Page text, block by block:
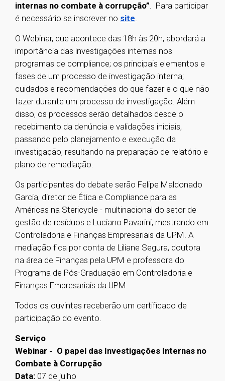
internas no combate à corrupção”. Para participar
é necessário se inscrever no site.
O Webinar, que acontece das 18h às 20h, abordará a
importância das investigações internas nos
programas de compliance; os principais elementos e
fases de um processo de investigação interna;
cuidados e recomendações do que fazer e o que não
fazer durante um processo de investigação. Além
disso, os processos serão detalhados desde o
recebimento da denúncia e validações iniciais,
passando pelo planejamento e execução da
investigação, resultando na preparação de relatório e
plano de remediação.
Os participantes do debate serão Felipe Maldonado
Garcia, diretor de Ética e Compliance para as
Américas na Stericycle - multinacional do setor de
gestão de resíduos e Luciano Pavarini, mestrando em
Controladoria e Finanças Empresariais da UPM. A
mediação fica por conta de Liliane Segura, doutora
na área de Finanças pela UPM e professora do
Programa de Pós-Graduação em Controladoria e
Finanças Empresariais da UPM.
Todos os ouvintes receberão um certificado de
participação do evento.
Serviço
Webinar - O papel das Investigações Internas no
Combate à Corrupção
Data: 07 de julho